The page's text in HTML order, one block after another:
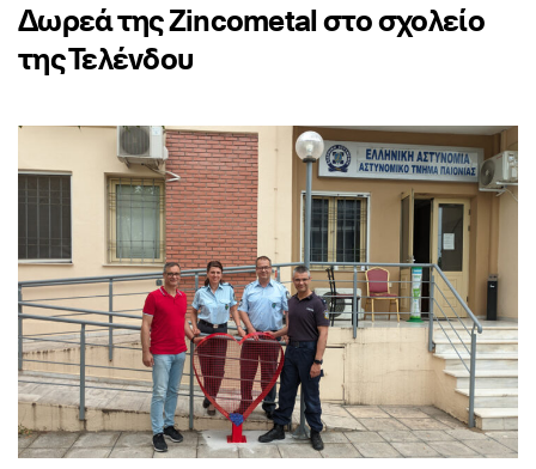
Δωρεά της Zincometal στο σχολείο
της Τελένδου